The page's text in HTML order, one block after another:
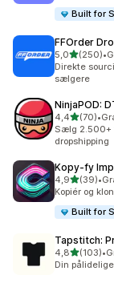
Built for
FFOrder
5,0ud af 5
(250)
250 •
Direkte
sælgere
NinjaPOD:
4,4ud af 5
(70)
70 •
Sælg 2.500+
dropshipping
Kopy‑fy
4,9ud af 5
(39)
39 •
Kopiér og
Built for
Tapstitch:
4,8ud af 5
(103)
103 •
Din